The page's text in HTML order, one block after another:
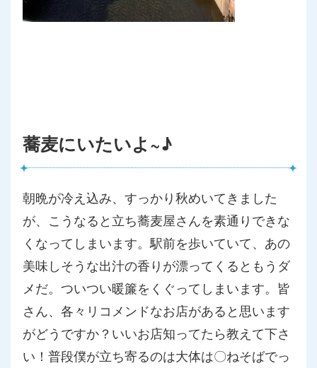
蕎麦にいたいよ~♪
朝晩が冷え込み、すっかり秋めいてきました
が、こうなると立ち蕎麦屋さんを素通りできな
くなってしまいます。駅前を歩いていて、 あの
美味しそうな出汁の香りが漂ってくるともうダ
メだ。ついつい暖簾をくぐってしまいます。皆
さん、各々リコメンドなお店があると思います
がどうですか？いいお店知ってたら教えて下さ
い！ 普段僕が立ち寄るのは大体は〇ねそばでっ